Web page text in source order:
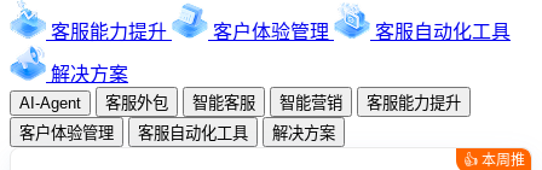
客服能力提升 客户体验管理 客服自动化工具
解决方案
AI-Agent 客服外包 智能客服 智能营销
客服能力提升
客户体验管理
客服自动化工具 解决方案
👍 本周推